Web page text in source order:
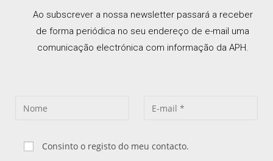
Ao subscrever a nossa newsletter passará a receber
de forma periódica no seu endereço de e-mail uma
comunicação electrónica com informação da APH.
Consinto o registo do meu contacto.